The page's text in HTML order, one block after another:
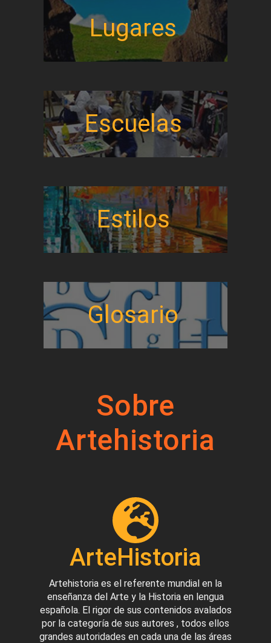
Lugares
Escuelas
Estilos
Glosario
Sobre
Artehistoria
ArteHistoria
Artehistoria es el referente mundial en la
enseñanza del Arte y la Historia en lengua
española. El rigor de sus contenidos avalados
por la categoría de sus autores , todos ellos
grandes autoridades en cada una de las áreas